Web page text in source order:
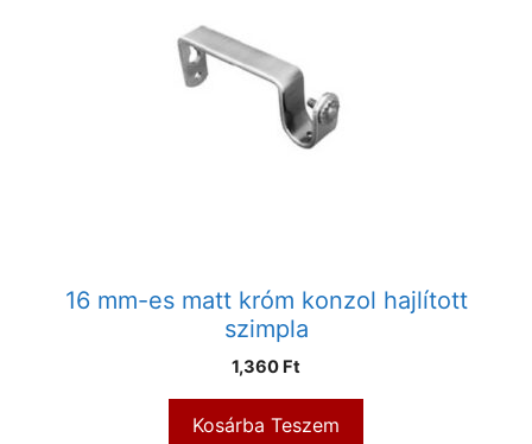
16 mm-es matt króm konzol hajlított
szimpla
1,360 Ft
Kosárba Teszem